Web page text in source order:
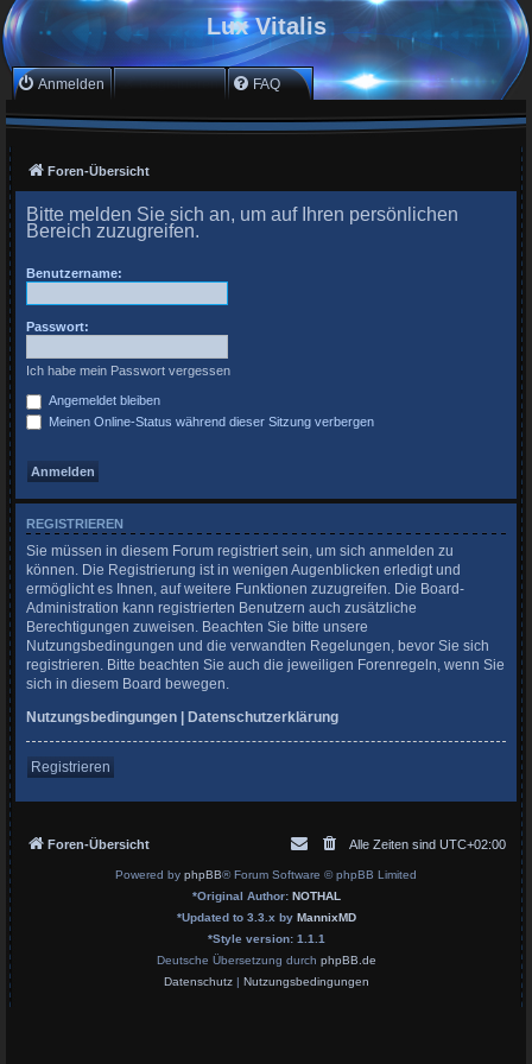
Lux Vitalis
Anmelden Registrieren FAQ
Foren-Übersicht
Bitte melden Sie sich an, um auf Ihren persönlichen
Bereich zuzugreifen.
Benutzername:
Passwort:
Ich habe mein Passwort vergessen
Angemeldet bleiben
Meinen Online-Status während dieser Sitzung verbergen
REGISTRIEREN
Sie müssen in diesem Forum registriert sein, um sich anmelden zu
können. Die Registrierung ist in wenigen Augenblicken erledigt und
ermöglicht es Ihnen, auf weitere Funktionen zuzugreifen. Die Board-
Administration kann registrierten Benutzern auch zusätzliche
Berechtigungen zuweisen. Beachten Sie bitte unsere
Nutzungsbedingungen und die verwandten Regelungen, bevor Sie sich
registrieren. Bitte beachten Sie auch die jeweiligen Forenregeln, wenn Sie
sich in diesem Board bewegen.
Nutzungsbedingungen | Datenschutzerklärung
Registrieren
Foren-Übersicht Alle Zeiten sind UTC+02:00
Powered by phpBB® Forum Software © phpBB Limited
*Original Author: NOTHAL
*Updated to 3.3.x by MannixMD
*Style version: 1.1.1
Deutsche Übersetzung durch phpBB.de
Datenschutz| Nutzungsbedingungen